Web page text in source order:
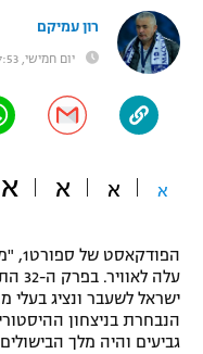
"מחצית בשכונה" –
משתתפים וזוכים
תקנון משתתפים וזוכים
תקנון עבור פעילות
תקנון עבור פעילות ספורט 1 –
גיימינג E-Sports
היאבקות WWE
ספורט מוטורי
כדורמים
בייסבול MLB
ספורט אתגרי
רון עמיקם
יום חמישי, 07:53, 23.10.25
א א א א
ישראל לשעבר ונציג בעלי
הנבחרת בניצחון
גביעים והיה מלך הבישולים